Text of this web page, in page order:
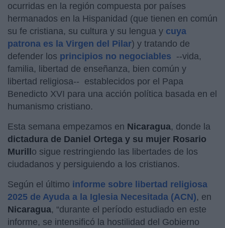
ocurridas en la región compuesta por países
hermanados en la Hispanidad (que tienen en común
su fe cristiana, su cultura y su lengua y cuya
patrona es la Virgen del Pilar) y tratando de
defender los principios no negociables --vida,
familia, libertad de enseñanza, bien común y
libertad religiosa-- establecidos por el Papa
Benedicto XVI para una acción política basada en el
humanismo cristiano.
Esta semana empezamos en Nicaragua, donde la
dictadura de Daniel Ortega y su mujer Rosario
Murillo sigue restringiendo las libertades de los
ciudadanos y persiguiendo a los cristianos.
Según el último informe sobre libertad religiosa
2025 de Ayuda a la Iglesia Necesitada (ACN), en
Nicaragua, “durante el período estudiado en este
informe, se intensificó la hostilidad del Gobierno